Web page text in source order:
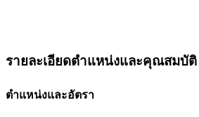
รายละเอียดตำแหน่งและคุณสมบัติ
ตำแหน่งและอัตรา